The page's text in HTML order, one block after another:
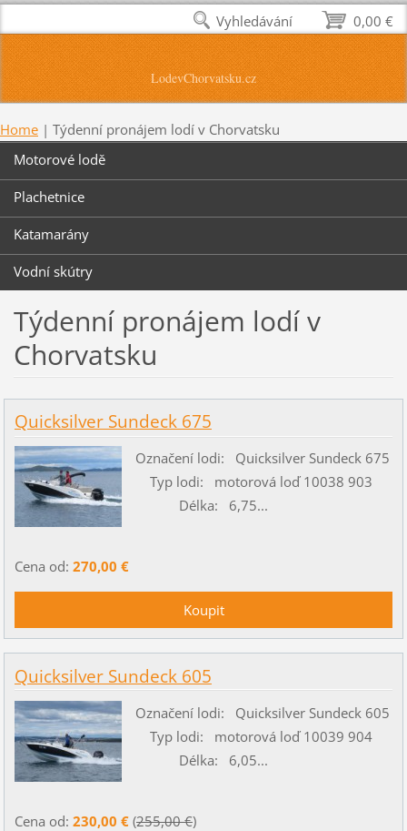
LodevChorvatsku.cz
Home | Týdenní pronájem lodí v Chorvatsku
Motorové lodě
Plachetnice
Katamarány
Vodní skútry
Týdenní pronájem lodí v
Chorvatsku
Quicksilver Sundeck 675
Označení lodi: Quicksilver Sundeck 675
Typ lodi: motorová loď 10038 903
Délka: 6,75...
Cena od: 270,00 €
Quicksilver Sundeck 605
Označení lodi: Quicksilver Sundeck 605
Typ lodi: motorová loď 10039 904
Délka: 6,05...
Cena od: 230,00 €(255,00 €)
0,00 €
Vyhledávání